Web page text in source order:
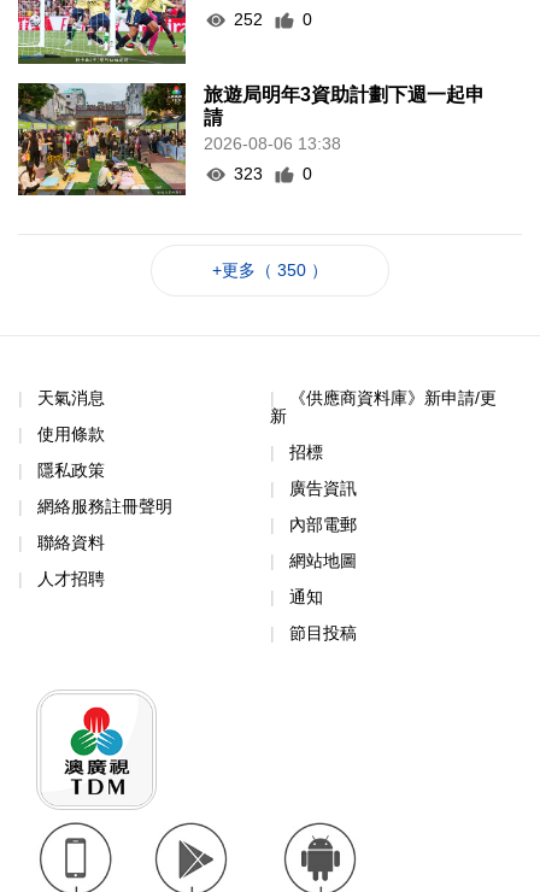
252
0
旅遊局明年3資助計劃下週一起申
請
2026-08-06 13:38
323
0
+更多（ 350 ）
天氣消息
使用條款
隱私政策
網絡服務註冊聲明
聯絡資料
人才招聘
《供應商資料庫》新申請/更
新
招標
廣告資訊
內部電郵
網站地圖
通知
節目投稿